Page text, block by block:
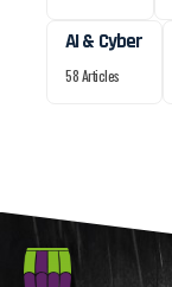
AI & Cyber
58 Articles